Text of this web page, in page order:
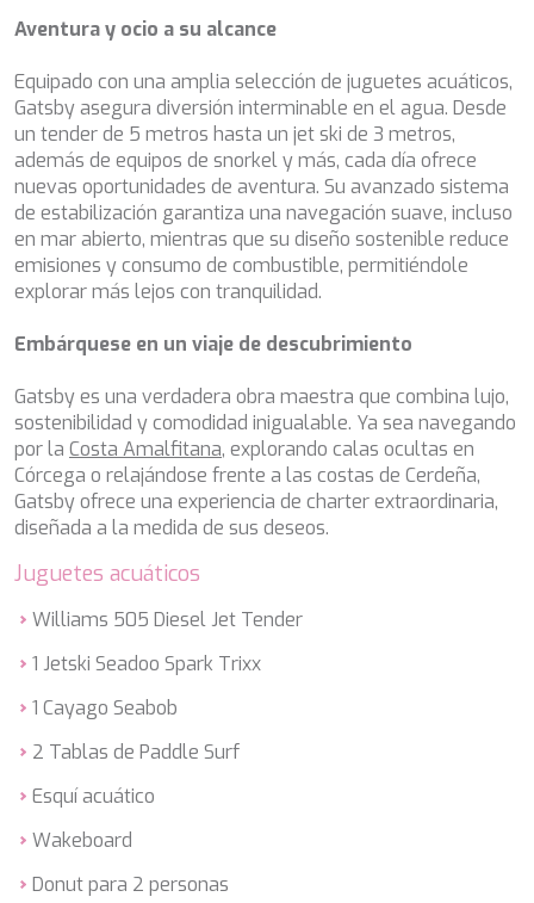
Aventura y ocio a su alcance
Equipado con una amplia selección de juguetes acuáticos,
Gatsby asegura diversión interminable en el agua. Desde
un tender de 5 metros hasta un jet ski de 3 metros,
además de equipos de snorkel y más, cada día ofrece
nuevas oportunidades de aventura. Su avanzado sistema
de estabilización garantiza una navegación suave, incluso
en mar abierto, mientras que su diseño sostenible reduce
emisiones y consumo de combustible, permitiéndole
explorar más lejos con tranquilidad.
Embárquese en un viaje de descubrimiento
Gatsby es una verdadera obra maestra que combina lujo,
sostenibilidad y comodidad inigualable. Ya sea navegando
por la Costa Amalfitana, explorando calas ocultas en
Córcega o relajándose frente a las costas de Cerdeña,
Gatsby ofrece una experiencia de charter extraordinaria,
diseñada a la medida de sus deseos.
Juguetes acuáticos
Williams 505 Diesel Jet Tender
1 Jetski Seadoo Spark Trixx
1 Cayago Seabob
2 Tablas de Paddle Surf
Esquí acuático
Wakeboard
Donut para 2 personas
DE LISLE III
DELTA ONE
DESAMIS B
DHAMMA II
DIVINE
DOLCE VITA
DOLCE VITA IV
DONNA DEL MARE
E-MOTION
E3
ELLY
ENDLESS HORIZON
EOLIA
ESMA SULTAN
ESMERALDA OF THE SEAS
ETERNAL SPARK
ETERNITY
FARANDWIDE
FAST & FURIOUS
FATSA
FIGURATI
FREE SOUL
FREEBIRD
FREEDOM
FREEDOM
FRIENDSHIP
GATSBY